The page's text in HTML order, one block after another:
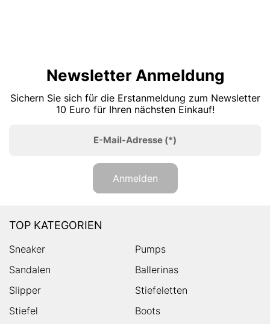
Newsletter Anmeldung
Sichern Sie sich für die Erstanmeldung zum Newsletter
10 Euro für Ihren nächsten Einkauf!
E-Mail-Adresse (*)
Anmelden
TOP KATEGORIEN
Sneaker
Pumps
Sandalen
Ballerinas
Slipper
Stiefeletten
Stiefel
Boots